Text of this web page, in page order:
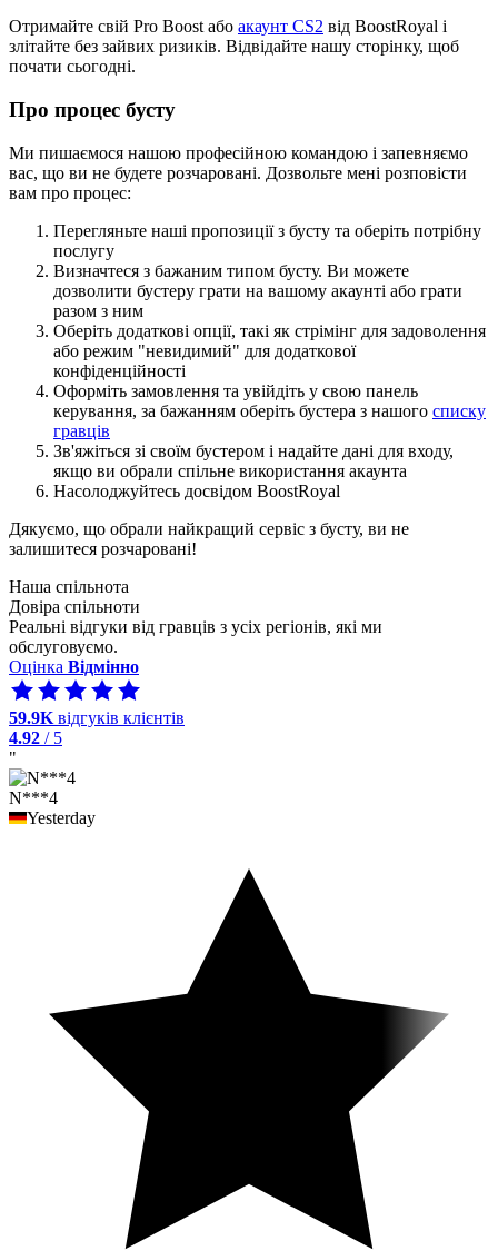
Отримайте свій Pro Boost або акаунт CS2 від BoostRoyal і
злітайте без зайвих ризиків. Відвідайте нашу сторінку, щоб
почати сьогодні.
Про процес бусту
Ми пишаємося нашою професійною командою і запевняємо
вас, що ви не будете розчаровані. Дозвольте мені розповісти
вам про процес:
Перегляньте наші пропозиції з бусту та оберіть потрібну
послугу
Визначтеся з бажаним типом бусту. Ви можете
дозволити бустеру грати на вашому акаунті або грати
разом з ним
Оберіть додаткові опції, такі як стрімінг для задоволення
або режим "невидимий" для додаткової
конфіденційності
Оформіть замовлення та увійдіть у свою панель
керування, за бажанням оберіть бустера з нашого списку
гравців
Зв'яжіться зі своїм бустером і надайте дані для входу,
якщо ви обрали спільне використання акаунта
Насолоджуйтесь досвідом BoostRoyal
Дякуємо, що обрали найкращий сервіс з бусту, ви не
залишитеся розчаровані!
Наша спільнота
Довіра спільноти
Реальні відгуки від гравців з усіх регіонів, які ми
обслуговуємо.
Оцінка Відмінно
59.9K відгуків клієнтів
4.92 / 5
"
N***4
Yesterday